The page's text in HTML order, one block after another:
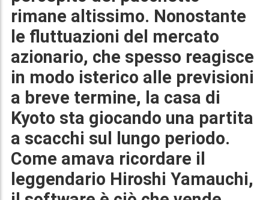
rimane altissimo. Nonostante
le fluttuazioni del mercato
azionario, che spesso reagisce
in modo isterico alle previsioni
a breve termine, la casa di
Kyoto sta giocando una partita
a scacchi sul lungo periodo.
Come amava ricordare il
leggendario Hiroshi Yamauchi,